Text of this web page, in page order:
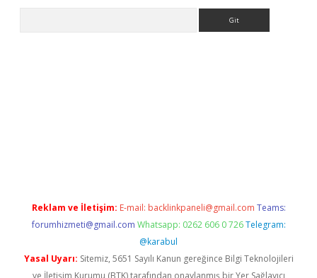
Reklam ve İletişim: E-mail: backlinkpaneli@gmail.com Teams:
forumhizmeti@gmail.com Whatsapp: 0262 606 0 726 Telegram:
@karabul
Yasal Uyarı: Sitemiz, 5651 Sayılı Kanun gereğince Bilgi Teknolojileri
ve İletişim Kurumu (BTK) tarafından onaylanmış bir Yer Sağlayıcı